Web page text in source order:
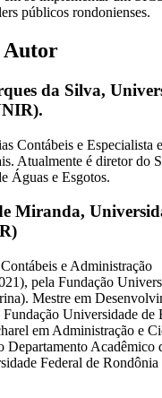
públicos rondonienses.
Autor
da Silva,
Contábeis e Especialista
Atualmente é diretor do
Águas e Esgotos.
Miranda,
e Administração
pela Fundação
Mestre em
Universidade
em Administração e
Departamento Acadêmico
Federal de